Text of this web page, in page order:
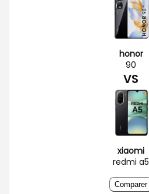
honor
90
VS
xiaomi
redmi a5
Comparer